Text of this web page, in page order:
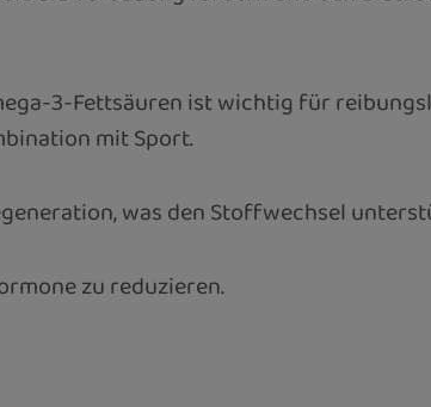
3-Fettsäuren ist wichtig für
mit Sport.
was den Stoffwechsel
zu reduzieren.